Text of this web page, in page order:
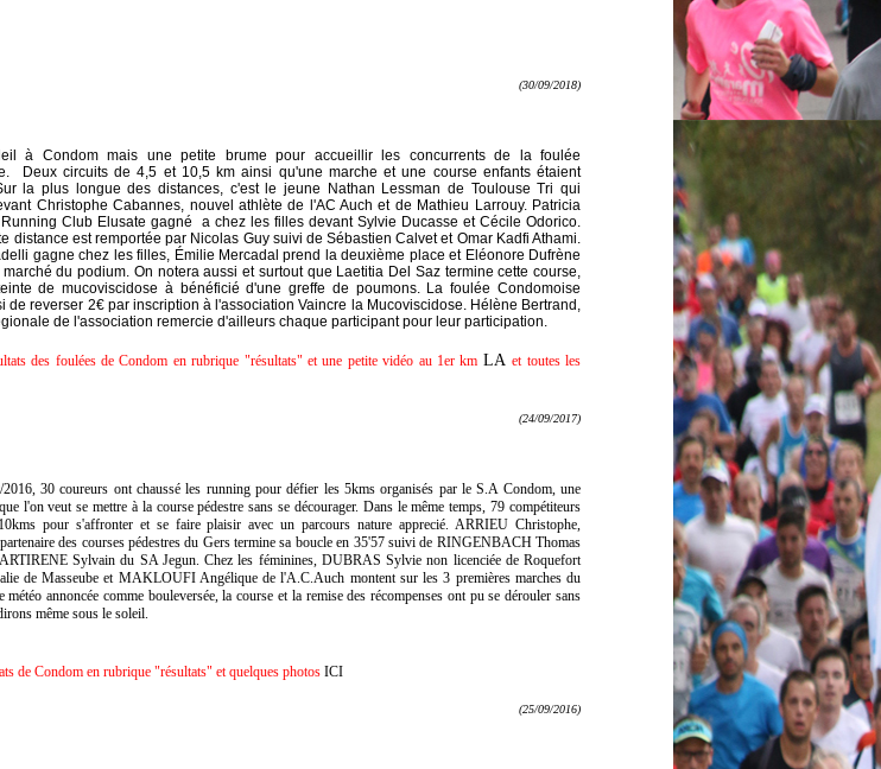
(30/09/2018)
à Condom mais une petite brume pour accueillir les concurrents de la foulée
Deux circuits de 4,5 et 10,5 km ainsi qu'une marche et une course enfants étaient
la plus longue des distances, c'est le jeune Nathan Lessman de Toulouse Tri qui
Christophe Cabannes, nouvel athlète de l'AC Auch et de Mathieu Larrouy. Patricia
Club Elusate gagné a chez les filles devant Sylvie Ducasse et Cécile Odorico.
distance est remportée par Nicolas Guy suivi de Sébastien Calvet et Omar Kadfi Athami.
gagne chez les filles, Émilie Mercadal prend la deuxième place et Eléonore Dufrène
du podium. On notera aussi et surtout que Laetitia Del Saz termine cette course,
de mucoviscidose à bénéficié d'une greffe de poumons. La foulée Condomoise
de reverser 2€ par inscription à l'association Vaincre la Mucoviscidose. Hélène Bertrand,
de l'association remercie d'ailleurs chaque participant pour leur participation.
des foulées de Condom en rubrique "résultats" et une petite vidéo au 1er km LA et toutes les
(24/09/2017)
2016, 30 coureurs ont chaussé les running pour défier les 5kms organisés par le S.A Condom, une
l'on veut se mettre à la course pédestre sans se décourager. Dans le même temps, 79 compétiteurs
pour s'affronter et se faire plaisir avec un parcours nature apprecié. ARRIEU Christophe,
des courses pédestres du Gers termine sa boucle en 35'57 suivi de RINGENBACH Thomas
Sylvain du SA Jegun. Chez les féminines, DUBRAS Sylvie non licenciée de Roquefort
de Masseube et MAKLOUFI Angélique de l'A.C.Auch montent sur les 3 premières marches du
annoncée comme bouleversée, la course et la remise des récompenses ont pu se dérouler sans
même sous le soleil.
de Condom en rubrique "résultats" et quelques photos ICI
(25/09/2016)